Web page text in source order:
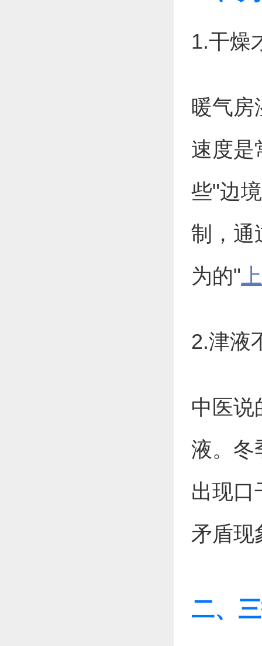
1.干燥
暖气房
速度是
些"边
制，通
为的"
2.津液
中医说
液。冬
出现口
矛盾现
二、